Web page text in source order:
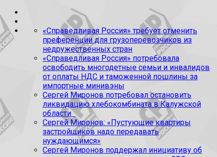
«Справедливая Россия» требует отменить
преференции для грузоперевозчиков из
недружественных стран
«Справедливая Россия» потребовала
освободить многодетные семьи и инвалидов
от оплаты НДС и таможенной пошлины за
импортные минивэны
Сергей Миронов потребовал остановить
ликвидацию хлебокомбината в Калужской
области
Сергей Миронов: «Пустующие квартиры
застройщиков надо передавать
нуждающимся»
Сергей Миронов поддержал инициативу об